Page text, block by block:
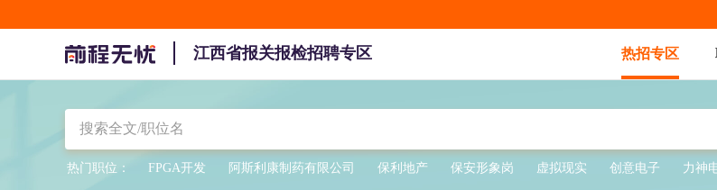
江西省报关报检招聘专区 热招专区
热门职位： FPGA开发 阿斯利康制药有限公司 保利地产 保安形象岗 虚拟现实 创意电子 力神